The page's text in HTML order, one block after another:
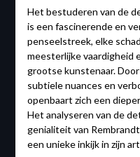
Het bestuderen van de
is een fascinerende en
penseelstreek, elke
meesterlijke vaardigheid
grootse kunstenaar.
subtiele nuances en
openbaart zich een
Het analyseren van de
genialiteit van
een unieke inkijk in zijn